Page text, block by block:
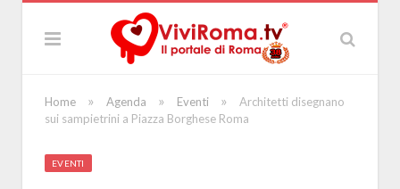
Home » Agenda » Eventi »
Architetti disegnano
sui sampietrini a Piazza Borghese Roma
EVENTI